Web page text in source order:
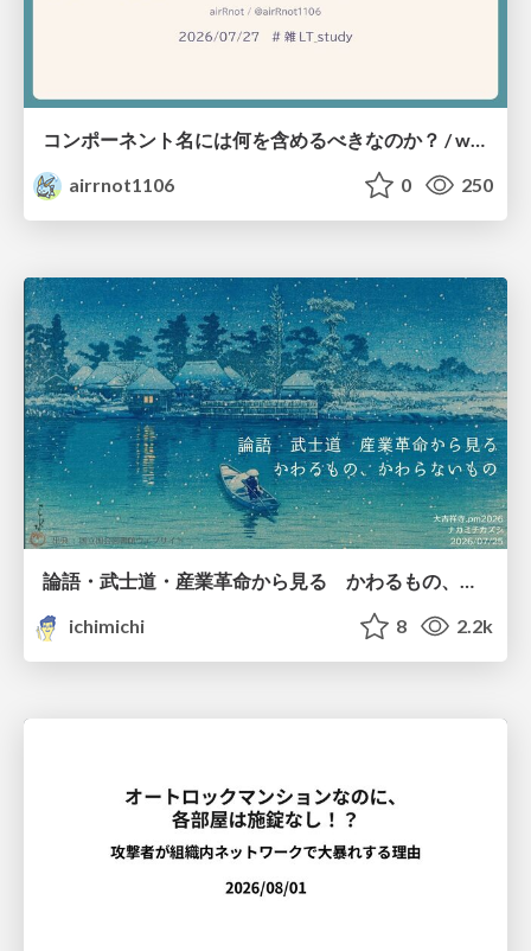
コンポーネント名には何を含めるべきなのか？ / what-should-be-included-in-component-names
airrnot1106
0 250
論語・武士道・産業革命から見る かわるもの、かわらないもの
ichimichi
8 2.2k